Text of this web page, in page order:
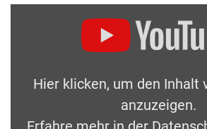
Hier klicken, um den Inhalt
anzuzeigen.